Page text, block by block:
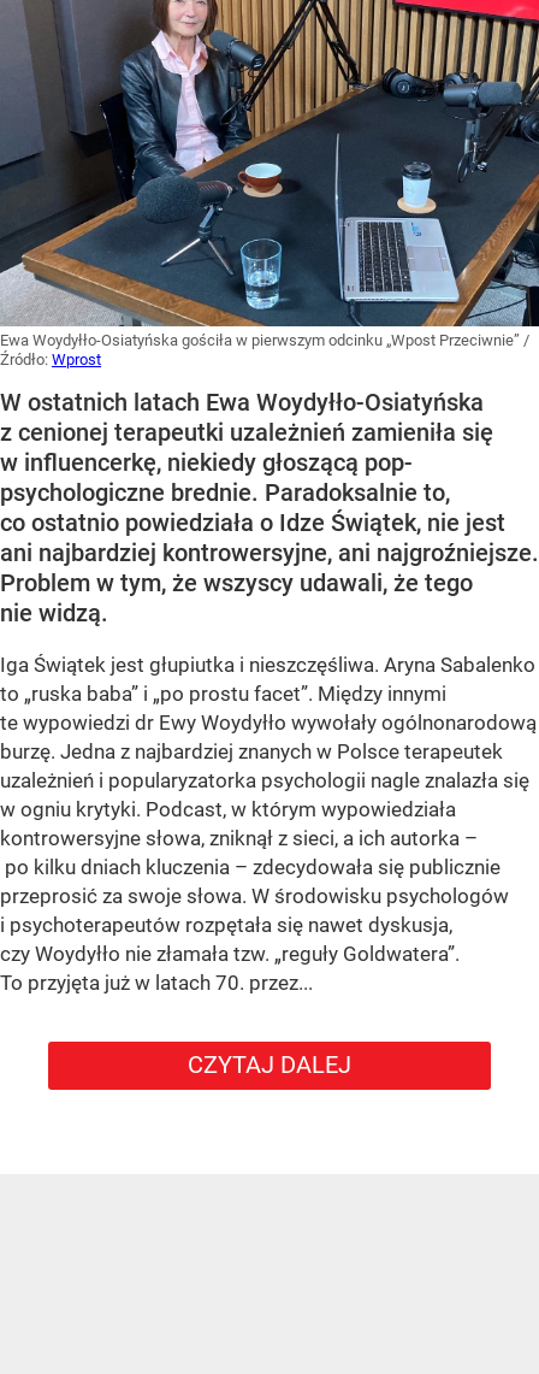
Ewa Woydyłło-Osiatyńska gościła w pierwszym odcinku „Wpost Przeciwnie” /
Źródło: Wprost
W ostatnich latach Ewa Woydyłło-Osiatyńska
z cenionej terapeutki uzależnień zamieniła się
w influencerkę, niekiedy głoszącą pop-
psychologiczne brednie. Paradoksalnie to,
co ostatnio powiedziała o Idze Świątek, nie jest
ani najbardziej kontrowersyjne, ani najgroźniejsze.
Problem w tym, że wszyscy udawali, że tego
nie widzą.
Iga Świątek jest głupiutka i nieszczęśliwa. Aryna Sabalenko
to „ruska baba” i „po prostu facet”. Między innymi
te wypowiedzi dr Ewy Woydyłło wywołały ogólnonarodową
burzę. Jedna z najbardziej znanych w Polsce terapeutek
uzależnień i popularyzatorka psychologii nagle znalazła się
w ogniu krytyki. Podcast, w którym wypowiedziała
kontrowersyjne słowa, zniknął z sieci, a ich autorka –
po kilku dniach kluczenia – zdecydowała się publicznie
przeprosić za swoje słowa. W środowisku psychologów
i psychoterapeutów rozpętała się nawet dyskusja,
czy Woydyłło nie złamała tzw. „reguły Goldwatera”.
To przyjęta już w latach 70. przez...
CZYTAJ DALEJ